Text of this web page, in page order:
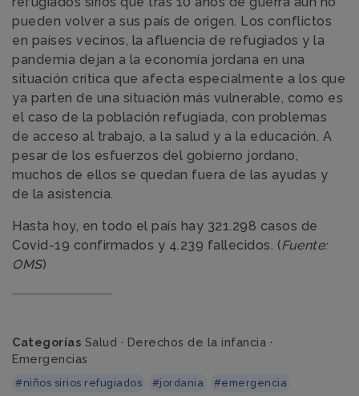
pueden volver a sus país de origen. Los conflictos
en países vecinos, la afluencia de refugiados y la
pandemia dejan a la economía jordana en una
situación crítica que afecta especialmente a los que
ya parten de una situación más vulnerable, como es
el caso de la población refugiada, con problemas
de acceso al trabajo, a la salud y a la educación. A
pesar de los esfuerzos del gobierno jordano,
muchos de ellos se quedan fuera de las ayudas y
de la asistencia.
Hasta hoy, en todo el país hay 321.298 casos de
Covid-19 confirmados y 4.239 fallecidos. (Fuente:
OMS)
Categorías Salud · Derechos de la infancia ·
Emergencias
#niños sirios refugiados #jordania
#emergencia